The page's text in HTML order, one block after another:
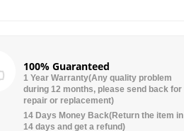
100% Guaranteed
1 Year Warranty(Any quality problem
during 12 months, please send back for
repair or replacement)
14 Days Money Back(Return the item in
14 days and get a refund)